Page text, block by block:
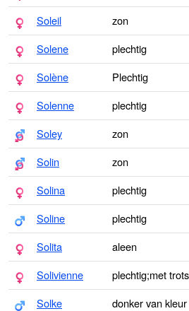
Soleil
zon
Solene
plechtig
Solène
Plechtig
Solenne
plechtig
Soley
zon
Solin
zon
Solina
plechtig
Soline
plechtig
Solita
aleen
Solivienne
plechtig;met trots
Solke
donker van kleur